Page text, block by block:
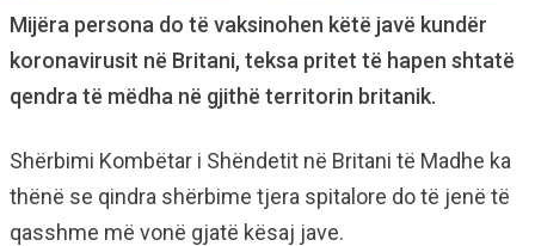
Mijëra persona do të vaksinohen këtë javë kundër
koronavirusit në Britani, teksa pritet të hapen shtatë
qendra të mëdha në gjithë territorin britanik.
Shërbimi Kombëtar i Shëndetit në Britani të Madhe ka
thënë se qindra shërbime tjera spitalore do të jenë të
qasshme më vonë gjatë kësaj jave.